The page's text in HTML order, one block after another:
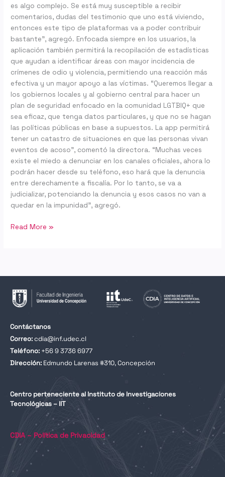
es algo complejo. Se está muy susceptible a recibir
comentarios, dudas del testimonio que uno está viviendo,
entonces este tipo de plataformas va a poder contribuir
bastante”, agregó. Enfocada siempre en los usuarios, la
aplicación también permitirá la recopilación de estadísticas
que ayudan a identificar áreas con mayor incidencia de
crímenes de odio y violencia, permitiendo una reacción más
efectiva y un mayor apoyo a las víctimas. “Queremos llegar a
los gobiernos locales y al gobierno central para hacer un
plan de seguridad enfocado en la comunidad LGTBIQ+ que
sea eficaz, que tenga datos particulares, y que no se hagan
las políticas públicas en base a supuestos. La app permitirá
tener un catastro de situaciones en que las personas vivan
eventos de acoso”, comentó la directora. “Muchas veces
existe el miedo a denunciar en los canales oficiales, ahora lo
podrán hacer desde su teléfono, eso hará que la denuncia
entre derechamente a fiscalía. Por lo tanto, se va a
judicializar, potenciando la denuncia y esos casos no van a
quedar en la impunidad”, agregó.
Read More »
Contáctanos
Correo:cdia@inf.udec.cl
Teléfono: +56 9 3736 6977
Dirección: Edmundo Larenas #310, Concepción
Centro perteneciente al Instituto de Investigaciones
Tecnológicas – IIT
CDIA – Política de Privacidad